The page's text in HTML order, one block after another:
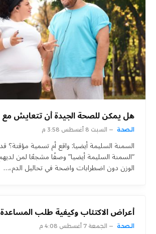
هل يمكن للصحة الجيدة أن تتعايش مع
الصحة السبت 8 أغسطس 3:58 م
السمنة السليمة أيضيا: واقع أم تسمية مؤقتة؟ قد
“السمنة السليمة أيضيا” وصفًا مشجعًا لمن
الوزن دون اضطرابات واضحة في تحاليل الدم،…
أعراض الاكتئاب وكيفية طلب المساعدة
الصحة الجمعة 7 أغسطس 4:08 م